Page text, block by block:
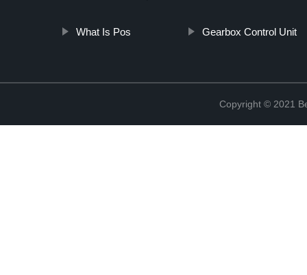
What Is Pos Gearbox Control Unit
Copyright © 2021